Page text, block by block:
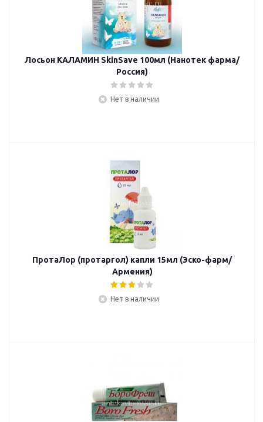
Лосьон КАЛАМИН SkinSave 100мл (Нанотек фарма/
Россия)
Нет в наличии
ПротаЛор (протаргол) капли 15мл (Эско-фарм/
Армения)
Нет в наличии